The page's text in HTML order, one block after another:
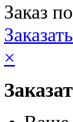
Заказ
×